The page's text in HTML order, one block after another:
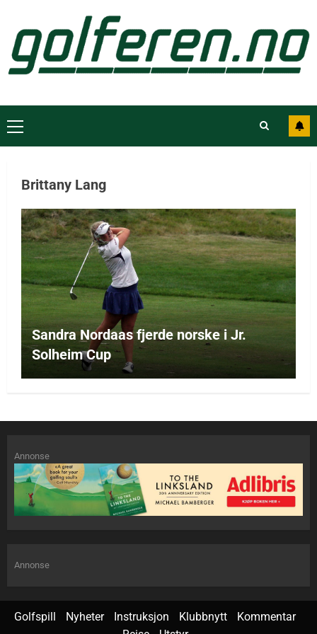
Brittany Lang
Sandra Nordaas fjerde norske i Jr.
Solheim Cup
Annonse
Annonse
Golfspill Nyheter Instruksjon Klubbnytt
Kommentar